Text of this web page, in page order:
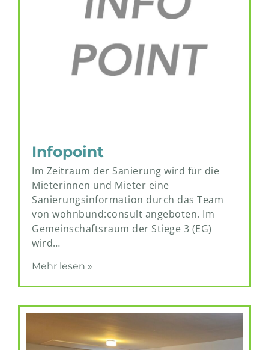
Infopoint
Im Zeitraum der Sanierung wird für die
Mieterinnen und Mieter eine
Sanierungsinformation durch das Team
von wohnbund:consult angeboten. Im
Gemeinschaftsraum der Stiege 3 (EG)
wird…
Mehr lesen »